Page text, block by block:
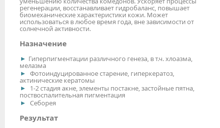
регенерации, восстанавливает гидробаланс, повышает
биомеханические характеристики кожи. Может
использоваться в любое время года, вне зависимости от
солнечной активности.
Назначение
Гиперпигментации различного генеза, в т.ч. хлоазма,
мелазма
Фотоиндуцированное старение, гиперкератоз,
актинические кератомы
1-2 стадия акне, элементы постакне, застойные пятна,
поствоспалительная пигментация
Себорея
Результат